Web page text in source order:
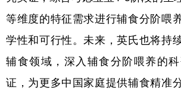
等维度的特征需求进行辅食分阶喂
学性和可行性。未来，英氏也将持
辅食领域，深入辅食分阶喂养的
证，为更多中国家庭提供辅食精准